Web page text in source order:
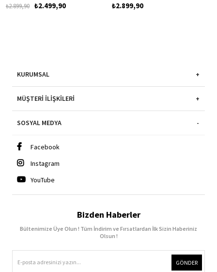
₺2.499,90
₺2.899,90 ₺2.899,90
KURUMSAL
MÜŞTERI İLIŞKILERI
SOSYAL MEDYA
Facebook
Instagram
YouTube
Bizden Haberler
Bültenimize Üye Olun ! Tüm İndirim ve Fırsatlardan İlk Sizin Haberiniz
Olsun !
GÖNDER